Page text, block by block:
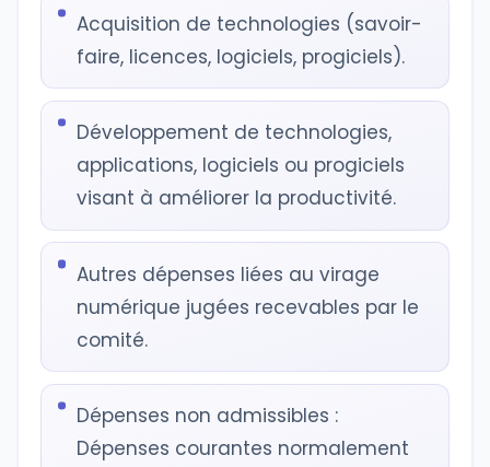
Acquisition de technologies (savoir-
faire, licences, logiciels, progiciels).
Développement de technologies,
applications, logiciels ou progiciels
visant à améliorer la productivité.
Autres dépenses liées au virage
numérique jugées recevables par le
comité.
Dépenses non admissibles :
Dépenses courantes normalement